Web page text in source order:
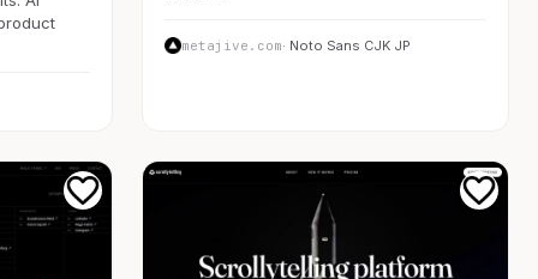
metajive.com· Noto Sans CJK JP